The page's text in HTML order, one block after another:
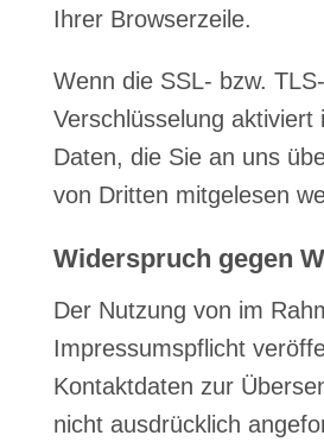
Ihrer Browserzeile.
Wenn die SSL- bzw. TLS-
Verschlüsselung aktiviert
Daten, die Sie an uns
von Dritten mitgelesen
Widerspruch gegen
Der Nutzung von im
Impressumspflicht
Kontaktdaten zur
nicht ausdrücklich